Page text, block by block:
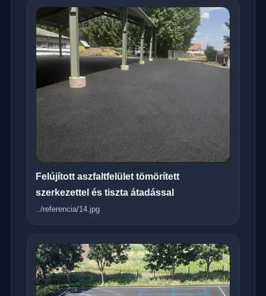
Felújított aszfaltfelület tömörített
szerkezettel és tiszta átadással
../referencia/14.jpg